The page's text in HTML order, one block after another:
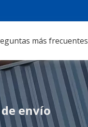
más frecuentes
envío